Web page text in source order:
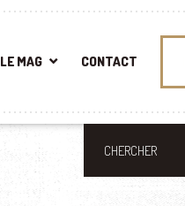
LE MAG CONTACT